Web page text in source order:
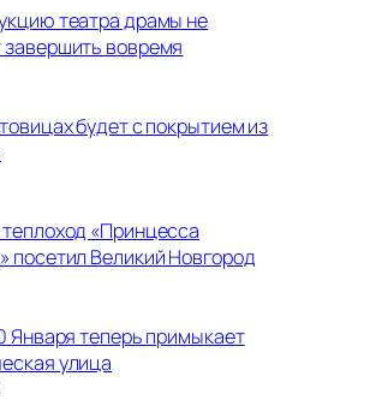
театра драмы не
вовремя
будет с покрытием из
«Принцесса
посетил Великий Новгород
Января теперь примыкает
улица